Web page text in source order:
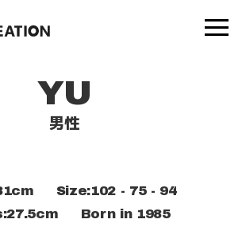
影 撮影実績
YU
男性
Size:102 - 75 - 94
Born in 1985